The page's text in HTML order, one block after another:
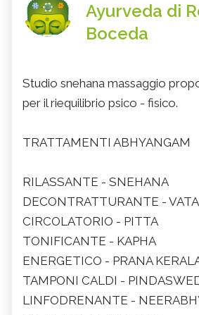
Ayurveda di
Boceda
Studio snehana massaggio
per il riequilibrio psico - fisico.
TRATTAMENTI ABHYANGAM
RILASSANTE - SNEHANA
DECONTRATTURANTE - VATA
CIRCOLATORIO - PITTA
TONIFICANTE - KAPHA
ENERGETICO - PRANA
TAMPONI CALDI -
LINFODRENANTE -